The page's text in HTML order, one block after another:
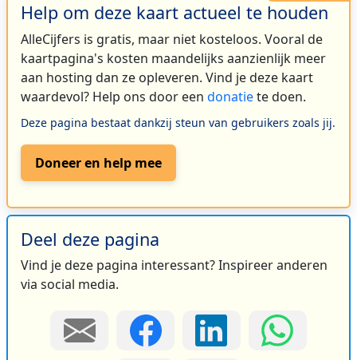
Help om deze kaart actueel te houden
AlleCijfers is gratis, maar niet kosteloos. Vooral de
kaartpagina's kosten maandelijks aanzienlijk meer
aan hosting dan ze opleveren. Vind je deze kaart
waardevol? Help ons door een donatiete doen.
Deze pagina bestaat dankzij steun van gebruikers zoals jij.
Doneer en help mee
Deel deze pagina
Vind je deze pagina interessant? Inspireer anderen
via social media.